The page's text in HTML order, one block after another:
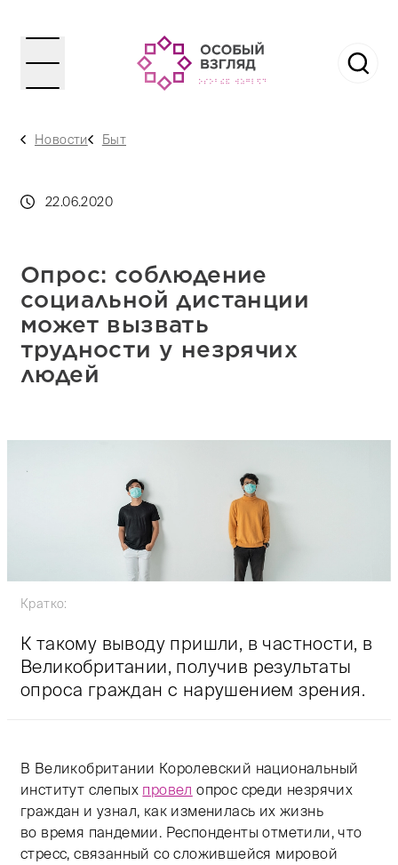
Новости Быт
22.06.2020
Опрос: соблюдение
социальной дистанции
может вызвать
трудности у незрячих
людей
Кратко:
К такому выводу пришли, в частности, в
Великобритании, получив результаты
опроса граждан с нарушением зрения.
В Великобритании Королевский национальный
институт слепых провел опрос среди незрячих
граждан и узнал, как изменилась их жизнь
во время пандемии. Респонденты отметили, что
стресс, связанный со сложившейся мировой